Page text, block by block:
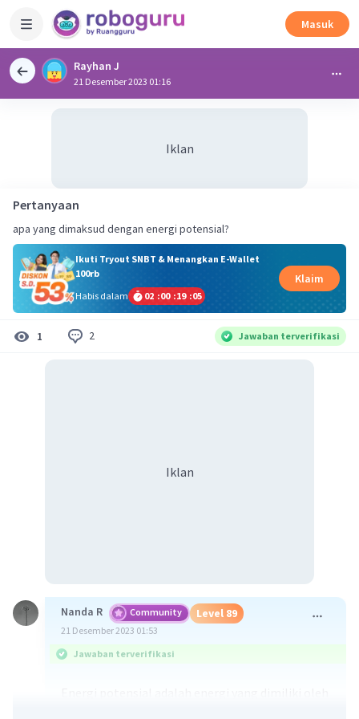
Masuk
Rayhan J
21 Desember 2023 01:16
Iklan
Pertanyaan
apa yang dimaksud dengan energi potensial?
Ikuti Tryout SNBT & Menangkan E-Wallet
100rb
Habis dalam
02 :00 :19 :04
Klaim
1 2 Jawaban terverifikasi
Iklan
Nanda R Community Level 89
21 Desember 2023 01:53
Jawaban terverifikasi